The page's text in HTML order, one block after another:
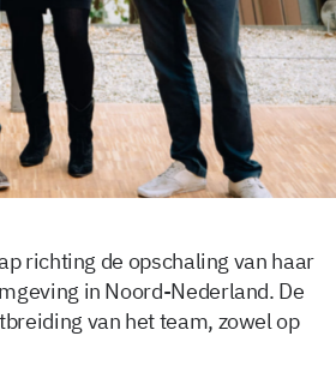
richting de opschaling van haar
in Noord-Nederland. De
van het team, zowel op